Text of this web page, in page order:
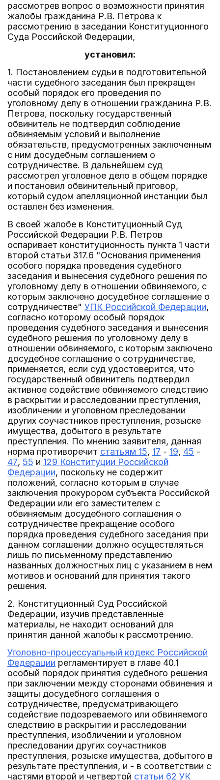
рассмотрев вопрос о возможности принятия
жалобы гражданина Р.В. Петрова к
рассмотрению в заседании Конституционного
Суда Российской Федерации,
установил:
1. Постановлением судьи в подготовительной
части судебного заседания был прекращен
особый порядок его проведения по
уголовному делу в отношении гражданина Р.В.
Петрова, поскольку государственный
обвинитель не подтвердил соблюдение
обвиняемым условий и выполнение
обязательств, предусмотренных заключенным
с ним досудебным соглашением о
сотрудничестве. В дальнейшем суд
рассмотрел уголовное дело в общем порядке
и постановил обвинительный приговор,
который судом апелляционной инстанции был
оставлен без изменения.
В своей жалобе в Конституционный Суд
Российской Федерации Р.В. Петров
оспаривает конституционность пункта 1 части
второй статьи 317.6 "Основания применения
особого порядка проведения судебного
заседания и вынесения судебного решения по
уголовному делу в отношении обвиняемого, с
которым заключено досудебное соглашение о
сотрудничестве" УПК Российской Федерации,
согласно которому особый порядок
проведения судебного заседания и вынесения
судебного решения по уголовному делу в
отношении обвиняемого, с которым заключено
досудебное соглашение о сотрудничестве,
применяется, если суд удостоверится, что
государственный обвинитель подтвердил
активное содействие обвиняемого следствию
в раскрытии и расследовании преступления,
изобличении и уголовном преследовании
других соучастников преступления, розыске
имущества, добытого в результате
преступления. По мнению заявителя, данная
норма противоречит статьям 15, 17 - 19, 45 -
47, 55 и 129 Конституции Российской
Федерации, поскольку не содержит
положений, согласно которым в случае
заключения прокурором субъекта Российской
Федерации или его заместителем с
обвиняемым досудебного соглашения о
сотрудничестве прекращение особого
порядка проведения судебного заседания при
данном соглашении должно осуществляться
лишь по письменному представлению
названных должностных лиц с указанием в нем
мотивов и оснований для принятия такого
решения.
2. Конституционный Суд Российской
Федерации, изучив представленные
материалы, не находит оснований для
принятия данной жалобы к рассмотрению.
Уголовно-процессуальный кодекс Российской
Федерации регламентирует в главе 40.1
особый порядок принятия судебного решения
при заключении между сторонами обвинения и
защиты досудебного соглашения о
сотрудничестве, предусматривающего
содействие подозреваемого или обвиняемого
следствию в раскрытии и расследовании
преступления, изобличении и уголовном
преследовании других соучастников
преступления, розыске имущества, добытого в
результате преступления, и - в соответствии с
частями второй и четвертой статьи 62 УК